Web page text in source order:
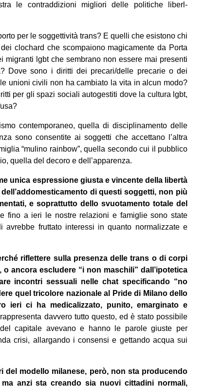
le contraddizioni migliori delle politiche liberl-
per le soggettività trans? E quelli che esistono chi
clochard che scompaiono magicamente da Porta
migranti lgbt che sembrano non essere mai presenti
Dove sono i diritti dei precari/delle precarie o dei
unioni civili non ha cambiato la vita in alcun modo?
per gli spazi sociali autogestiti dove la cultura lgbt,
contemporaneo, quella di disciplinamento delle
sono consentite ai soggetti che accettano l’altra
“mulino rainbow”, quella secondo cui il pubblico
quella del decoro e dell’apparenza.
unica espressione giusta e vincente della libertà
di questi soggetti, non più
e soprattutto dello svuotamento totale del
fino a ieri le nostre relazioni e famiglie sono state
fruttato interessi in quanto normalizzate e
riflettere sulla presenza delle trans o di corpi
ancora escludere “i non maschili” dall’ipotetica
incontri sessuali nelle chat specificando “no
quel tricolore nazionale al Pride di Milano dello
ieri ci ha medicalizzato, punito, emarginato e
davvero tutto questo, ed è stato possibile
capitale avevano e hanno le parole giuste per
crisi, allargando i consensi e gettando acqua sui
del modello milanese, però, non sta producendo
anzi sta creando sia nuovi cittadini normali,